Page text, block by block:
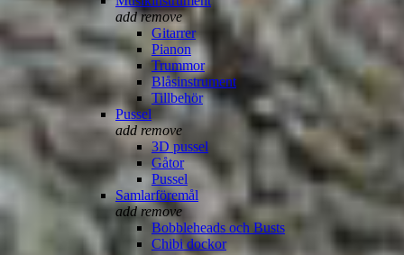
add remove
Gitarrer
Pianon
Trummor
Blåsinstrument
Tillbehör
Pussel
add remove
3D pussel
Gåtor
Pussel
Samlarföremål
add remove
Bobbleheads och Busts
Chibi dockor